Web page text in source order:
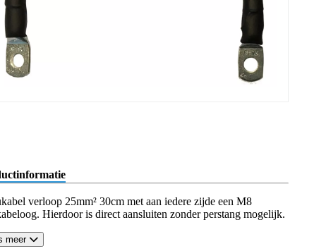
verloop 25mm² 30cm met aan iedere zijde een M8
Hierdoor is direct aansluiten zonder perstang mogelijk.
meer